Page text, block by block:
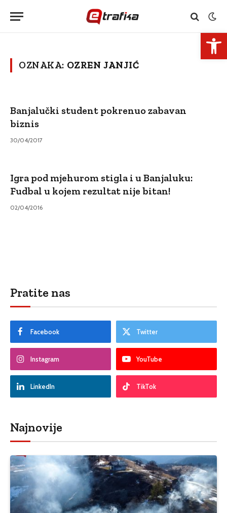
OZNAKA: OZREN JANJIĆ
Banjalučki student pokrenuo zabavan
biznis
30/04/2017
Igra pod mjehurom stigla i u Banjaluku:
Fudbal u kojem rezultat nije bitan!
02/04/2016
Pratite nas
Facebook Twitter
Instagram YouTube
LinkedIn TikTok
Najnovije